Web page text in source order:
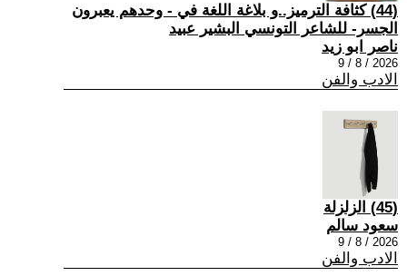
(44) كثافة الترميز..و بلاغة اللغة في - وحدهم يعبرون
الجسر- للشاعر التونسي البشير عبيد
ناصر ابو زيد
2026 / 8 / 9
الادب والفن
(45) الزلزلة
سعود سالم
2026 / 8 / 9
الادب والفن